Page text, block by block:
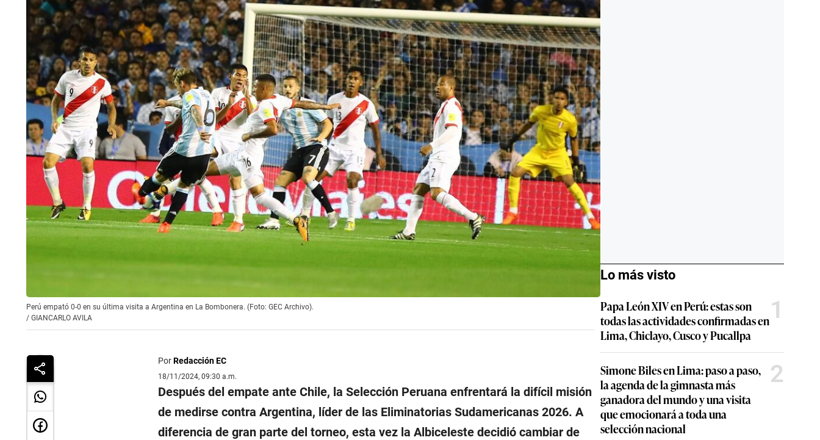
Perú empató 0-0 en su última visita a Argentina en La Bombonera. (Foto: GEC Archivo).
/ GIANCARLO AVILA
PorRedacción EC
18/11/2024, 09:30 a.m.
Después del empate ante Chile, la Selección Peruana enfrentará la difícil misión
de medirse contra Argentina, líder de las Eliminatorias Sudamericanas 2026. A
diferencia de gran parte del torneo, esta vez la Albiceleste decidió cambiar de
Lo más visto
Papa León XIV en Perú: estas son
todas las actividades confirmadas en
Lima, Chiclayo, Cusco y Pucallpa
1
Simone Biles en Lima: paso a paso,
la agenda de la gimnasta más
ganadora del mundo y una visita
que emocionará a toda una
selección nacional
2